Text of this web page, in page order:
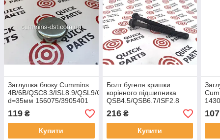
Заглушка блоку Cummins
4B/6B/QSC8.3/ISL8.9/QSL9/QSK19
d=35мм 156075/3905401
119 ₴
Купити
Болт бугеля кришки
корінного підшипника
QSB4.5/QSB6.7/ISF2.8
216₴
Купити
107